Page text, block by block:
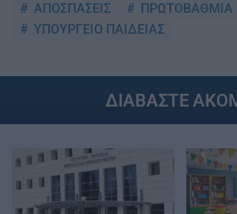
ΑΠΟΣΠΑΣΕΙΣ
ΠΡΩΤΟΒΑΘΜΙΑ
ΥΠΟΥΡΓΕΙΟ ΠΑΙΔΕΙΑΣ
ΔΙΑΒΑΣΤΕ